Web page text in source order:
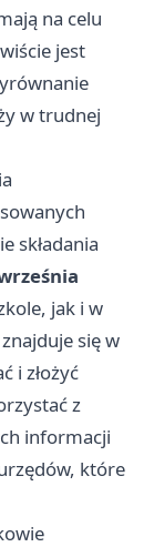
na celu
jest
w trudnej
składania
jak i w
się w
i złożyć
z
informacji
które